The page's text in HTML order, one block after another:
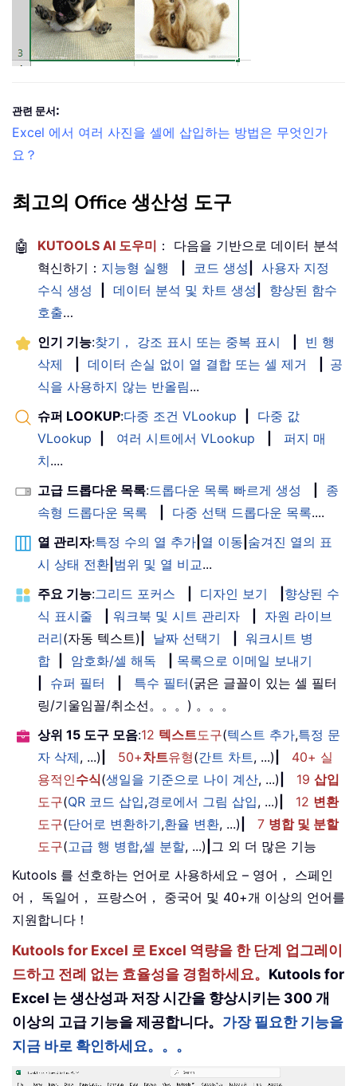
관련 문서:
Excel 에서 여러 사진을 셀에 삽입하는 방법은 무엇인가
요？
최고의 Office 생산성 도구
🤖 KUTOOLS AI 도우미 ： 다음을 기반으로 데이터 분석
혁신하기： 지능형 실행 코드 생성
사용자 지정
수식 생성
데이터 분석 및 차트 생성
향상된 함수
호출…
인기 기능:찾기， 강조 표시 또는 중복 표시
빈 행
삭제
데이터 손실 없이 열 결합 또는 셀 제거
공
식을 사용하지 않는 반올림...
슈퍼 LOOKUP:다중 조건 VLookup
다중 값
VLookup
여러 시트에서 VLookup
퍼지 매
치....
고급 드롭다운 목록:드롭다운 목록 빠르게 생성
종
속형 드롭다운 목록
다중 선택 드롭다운 목록....
열 관리자:특정 수의 열 추가 열 이동 숨겨진 열의 표
시 상태 전환 범위 및 열 비교...
주요 기능:그리드 포커스 디자인 보기
향상된 수
식 표시줄
워크북 및 시트 관리자
자원 라이브
러리(자동 텍스트) 날짜 선택기
워크시트 병
합
암호화/셀 해독
목록으로 이메일 보내기
슈퍼 필터 특수 필터(굵은 글꼴이 있는 셀 필터
링/기울임꼴/취소선。。。) 。。。
상위 15 도구 모음:12 텍스트도구(텍스트 추가,특정 문
자 삭제, ...) 50+차트유형(간트 차트, ...)
40+ 실
용적인수식(생일을 기준으로 나이 계산, ...) 19 삽입
도구(QR 코드 삽입,경로에서 그림 삽입, ...) 12 변환
도구(단어로 변환하기,환율 변환, ...) 7 병합 및 분할
도구(고급 행 병합,셀 분할, ...) 그 외 더 많은 기능
Kutools 를 선호하는 언어로 사용하세요 – 영어， 스페인
어， 독일어， 프랑스어， 중국어 및 40+개 이상의 언어를
지원합니다！
Kutools for Excel 로 Excel 역량을 한 단계 업그레이
드하고 전례 없는 효율성을 경험하세요。 Kutools for
Excel 는 생산성과 저장 시간을 향상시키는 300 개
이상의 고급 기능을 제공합니다。 가장 필요한 기능을
지금 바로 확인하세요。。。